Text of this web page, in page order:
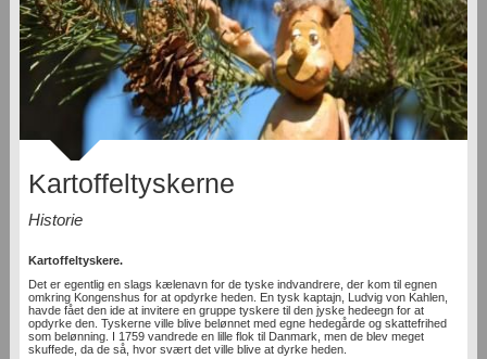
Kartoffeltyskerne
Historie
Kartoffeltyskere.
Det er egentlig en slags kælenavn for de tyske indvandrere, der kom til egnen
omkring Kongenshus for at opdyrke heden. En tysk kaptajn, Ludvig von Kahlen,
havde fået den ide at invitere en gruppe tyskere til den jyske hedeegn for at
opdyrke den. Tyskerne ville blive belønnet med egne hedegårde og skattefrihed
som belønning. I 1759 vandrede en lille flok til Danmark, men de blev meget
skuffede, da de så, hvor svært det ville blive at dyrke heden.